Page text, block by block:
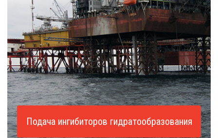
Подача ингибиторов гидратообразования